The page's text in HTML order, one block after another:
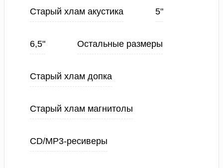
Старый хлам акустика 5"
6,5" Остальные размеры
Старый хлам допка
Старый хлам магнитолы
CD/MP3-ресиверы